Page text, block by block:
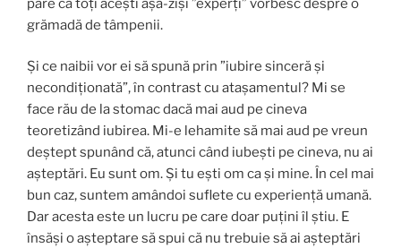
pare că toți acești așa-ziși ”experți” vorbesc despre o
grămadă de tâmpenii.
Şi ce naibii vor ei să spună prin ”iubire sinceră şi
necondiţionată”, în contrast cu ataşamentul? Mi se
face rău de la stomac dacă mai aud pe cineva
teoretizând iubirea. Mi-e lehamite să mai aud pe vreun
deştept spunând că, atunci când iubeşti pe cineva, nu ai
aşteptări. Eu sunt om. Şi tu eşti om ca şi mine. În cel mai
bun caz, suntem amândoi suflete cu experienţă umană.
Dar acesta este un lucru pe care doar puţini îl ştiu. E
însăşi o aşteptare să spui că nu trebuie să ai aşteptări